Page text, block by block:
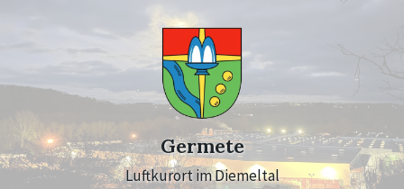
Germete
Luftkurort im Diemeltal